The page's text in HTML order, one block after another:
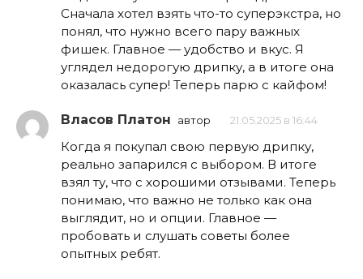
Сначала хотел взять что-то суперэкстра, но
понял, что нужно всего пару важных
фишек. Главное — удобство и вкус. Я
углядел недорогую дрипку, а в итоге она
оказалась супер! Теперь парю с кайфом!
Власов Платон автор 21.05.2025 в 16:44
Когда я покупал свою первую дрипку,
реально запарился с выбором. В итоге
взял ту, что с хорошими отзывами. Теперь
понимаю, что важно не только как она
выглядит, но и опции. Главное —
пробовать и слушать советы более
опытных ребят.